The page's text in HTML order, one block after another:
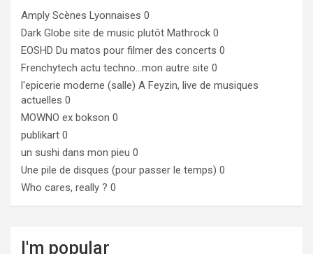
Amply Scènes Lyonnaises 0
Dark Globe site de music plutôt Mathrock 0
EOSHD Du matos pour filmer des concerts 0
Frenchytech actu techno…mon autre site 0
l'epicerie moderne (salle) A Feyzin, live de musiques
actuelles 0
MOWNO ex bokson 0
publikart 0
un sushi dans mon pieu 0
Une pile de disques (pour passer le temps) 0
Who cares, really ? 0
I'm popular